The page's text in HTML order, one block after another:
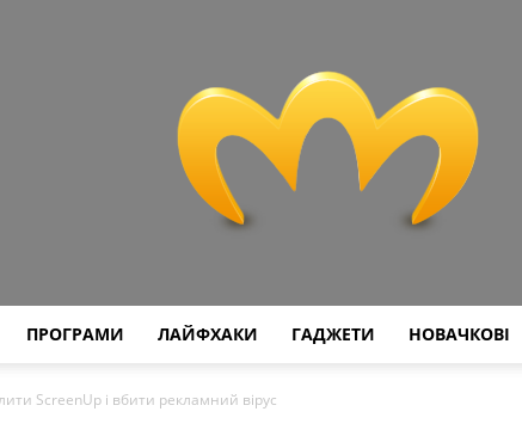
ПРОГРАМИ ЛАЙФХАКИ ГАДЖЕТИ НОВАЧКОВІ
ScreenUp і вбити рекламний вірус